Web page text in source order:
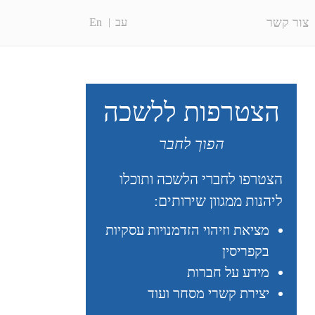
En עב צור קשר
הצטרפות ללשכה
הפוך לחבר
הצטרפו לחברי הלשכה ותוכלו
ליהנות ממגוון שירותים:
מציאת וזיהוי הזדמנויות עסקיות
בקפריסין
מידע על חברות
יצירת קשרי מסחר ועוד